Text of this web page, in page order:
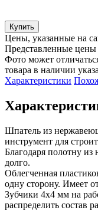
Купить
Цены, указанные на
Представленные цены
Фото может
товара в наличии
Характеристики
Шпатель из
инструмент для
Благодаря полотну
долго.
Облегченная
одну сторону. Имеет
Зубчики 4х4 мм на
распределить состав